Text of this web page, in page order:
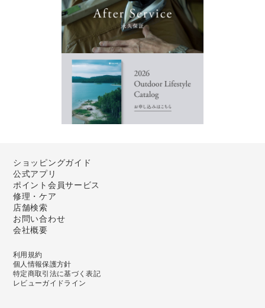
ショッピングガイド
公式アプリ
ポイント会員サービス
修理・ケア
店舗検索
お問い合わせ
会社概要
利用規約
個人情報保護方針
特定商取引法に基づく表記
レビューガイドライン